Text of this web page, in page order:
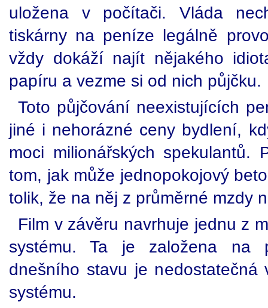
uložena v počítači. Vláda
tiskárny na peníze legálně
vždy dokáží najít nějakého
papíru a vezme si od nich půjčku.
Toto půjčování neexistujících
jiné i nehorázné ceny bydlení,
moci milionářských
tom, jak může jednopokojový
tolik, že na něj z průměrné mzdy
Film v závěru navrhuje jednu z
systému. Ta je založena na
dnešního stavu je nedostatečná
systému.